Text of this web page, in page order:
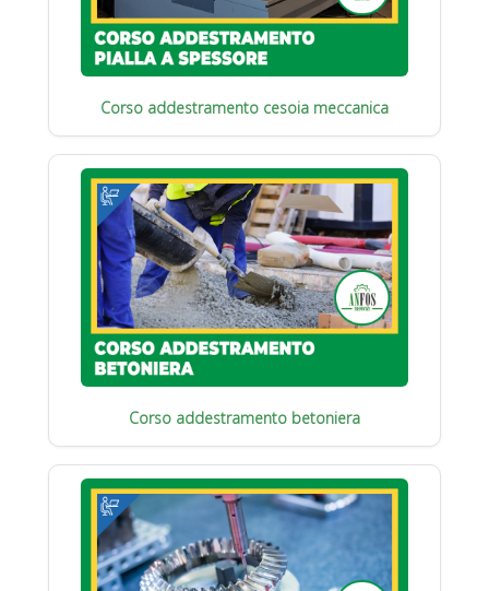
Corso addestramento cesoia meccanica
Corso addestramento betoniera